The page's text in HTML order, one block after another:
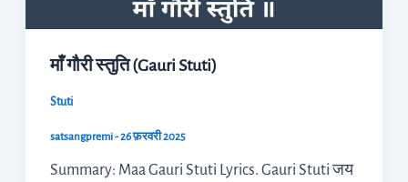
माँ गौरी स्तुति (Gauri Stuti)
Stuti
satsangpremi-26 फ़रवरी 2025
Summary: Maa Gauri Stuti Lyrics. Gauri Stuti जय